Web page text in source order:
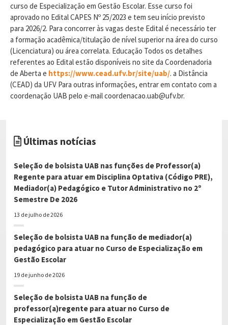
curso de Especialização em Gestão Escolar. Esse curso foi
aprovado no Edital CAPES Nº 25/2023 e tem seu início previsto
para 2026/2. Para concorrer às vagas deste Edital é necessário ter
a formação acadêmica/titulação de nível superior na área do curso
(Licenciatura) ou área correlata. Educação Todos os detalhes
referentes ao Edital estão disponíveis no site da Coordenadoria
de Aberta e https://www.cead.ufv.br/site/uab/. a Distância
(CEAD) da UFV Para outras informações, entrar em contato com a
coordenação UAB pelo e-mail coordenacao.uab@ufv.br.
Últimas notícias
Seleção de bolsista UAB nas funções de Professor(a)
Regente para atuar em Disciplina Optativa (Código PRE),
Mediador(a) Pedagógico e Tutor Administrativo no 2º
Semestre De 2026
13 de julho de 2026
Seleção de bolsista UAB na função de mediador(a)
pedagógico para atuar no Curso de Especialização em
Gestão Escolar
19 de junho de 2026
Seleção de bolsista UAB na função de
professor(a)regente para atuar no Curso de
Especialização em Gestão Escolar